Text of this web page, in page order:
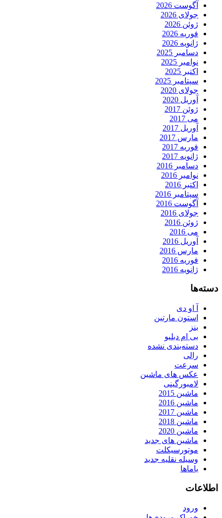
آگوست 2026
جولای 2026
ژوئن 2026
فوریه 2026
ژانویه 2026
دسامبر 2025
نوامبر 2025
اکتبر 2025
سپتامبر 2025
جولای 2020
آوریل 2020
ژوئن 2017
می 2017
آوریل 2017
مارس 2017
فوریه 2017
ژانویه 2017
دسامبر 2016
نوامبر 2016
اکتبر 2016
سپتامبر 2016
آگوست 2016
جولای 2016
ژوئن 2016
می 2016
آوریل 2016
مارس 2016
فوریه 2016
ژانویه 2016
دسته‌ها
آ او دی
استون مارتین
بنز
بی ام دبلیو
دسته‌بندی نشده
رالی
سرعت
عکس های ماشین
لامبورگینی
ماشین 2015
ماشین 2016
ماشین 2017
ماشین 2018
ماشین 2020
ماشین های جدید
موتورسیکلت
وسیله نقلیه جدید
یاماها
اطلاعات
ورود